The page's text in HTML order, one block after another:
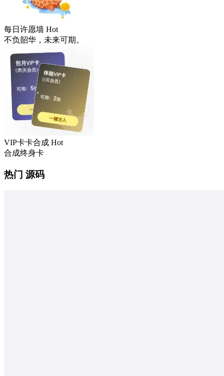
每日许愿墙 Hot
不负韶华，未来可期。
VIP卡卡合成 Hot
合成终身卡
热门 源码